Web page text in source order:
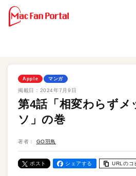
Apple マンガ
掲載日： 2024年7月9日
第4話「相変わらずメ
ソ」の巻
著者： GO羽鳥
ポスト シェアする URLのコ